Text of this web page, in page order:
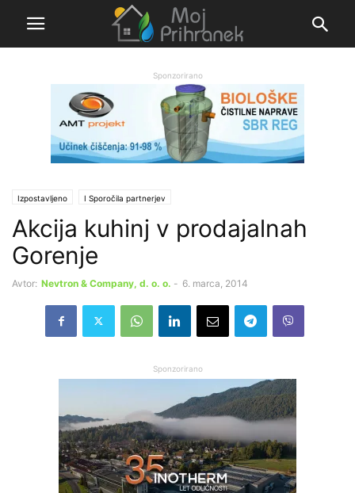
Sponzorirano
Izpostavljeno Ι Sporočila partnerjev
Akcija kuhinj v prodajalnah
Gorenje
Avtor: Nevtron & Company, d. o. o. - 6. marca, 2014
Sponzorirano